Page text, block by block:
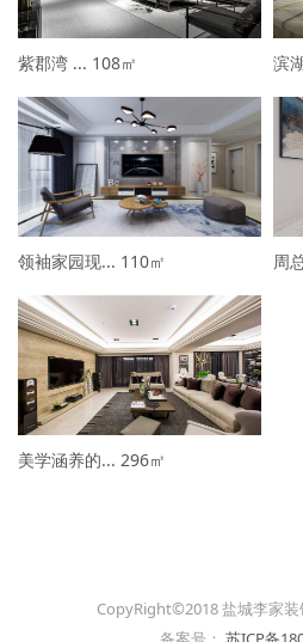
紫郡湾 ... 108㎡ 滨
领袖家园现... 110㎡ 周
美学涵养的... 296㎡
CopyRight©2018 盐城李家装